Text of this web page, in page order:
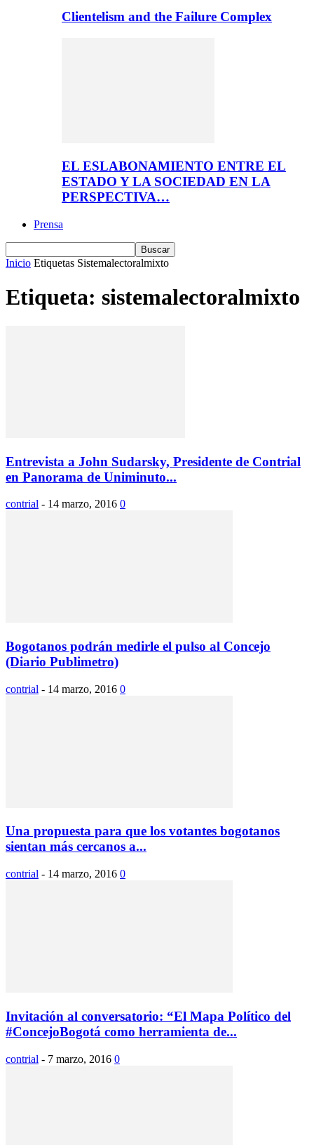
Clientelism and the Failure Complex
EL ESLABONAMIENTO ENTRE EL
ESTADO Y LA SOCIEDAD EN LA
PERSPECTIVA…
Prensa
Inicio Etiquetas Sistemalectoralmixto
Etiqueta: sistemalectoralmixto
Entrevista a John Sudarsky, Presidente de Contrial
en Panorama de Uniminuto...
contrial - 14 marzo, 2016 0
Bogotanos podrán medirle el pulso al Concejo
(Diario Publimetro)
contrial - 14 marzo, 2016 0
Una propuesta para que los votantes bogotanos
sientan más cercanos a...
contrial - 14 marzo, 2016 0
Invitación al conversatorio: “El Mapa Político del
#ConcejoBogotá como herramienta de...
contrial - 7 marzo, 2016 0